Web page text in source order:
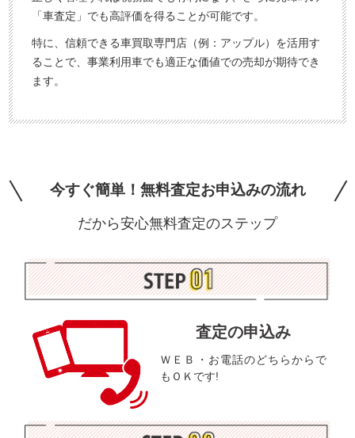
「車査定」でも高評価を得ることが可能です。
特に、信頼できる車買取専門店（例：アップル）を活用す
ることで、事業利用車でも適正な価値での売却が期待でき
ます。
今すぐ簡単！無料査定お申込みの流れ
だから安心無料査定のステップ
査定の申込み
ＷＥＢ・お電話のどちらからで
もＯＫです!